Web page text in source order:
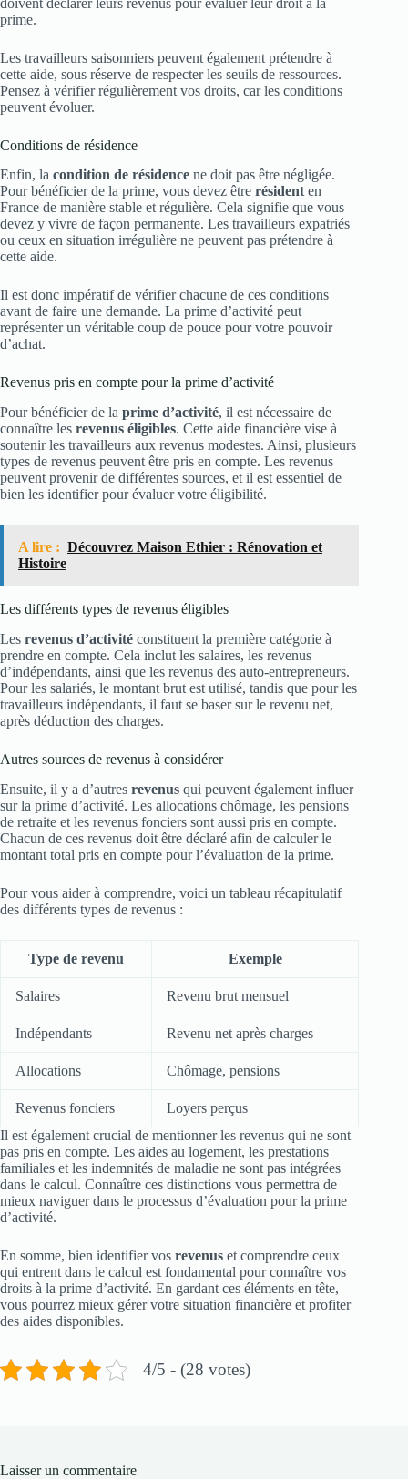
prime.
Les travailleurs saisonniers peuvent également prétendre à
cette aide, sous réserve de respecter les seuils de ressources.
Pensez à vérifier régulièrement vos droits, car les conditions
peuvent évoluer.
Conditions de résidence
Enfin, la condition de résidence ne doit pas être négligée.
Pour bénéficier de la prime, vous devez être résidenten
France de manière stable et régulière. Cela signifie que vous
devez y vivre de façon permanente. Les travailleurs expatriés
ou ceux en situation irrégulière ne peuvent pas prétendre à
cette aide.
Il est donc impératif de vérifier chacune de ces conditions
avant de faire une demande. La prime d’activité peut
représenter un véritable coup de pouce pour votre pouvoir
d’achat.
Revenus pris en compte pour la prime d’activité
Pour bénéficier de la prime d’activité, il est nécessaire de
connaître les revenus éligibles. Cette aide financière vise à
soutenir les travailleurs aux revenus modestes. Ainsi, plusieurs
types de revenus peuvent être pris en compte. Les revenus
peuvent provenir de différentes sources, et il est essentiel de
bien les identifier pour évaluer votre éligibilité.
A lire : Découvrez Maison Ethier : Rénovation et
Histoire
Les différents types de revenus éligibles
Les revenus d’activité constituent la première catégorie à
prendre en compte. Cela inclut les salaires, les revenus
d’indépendants, ainsi que les revenus des auto-entrepreneurs.
Pour les salariés, le montant brut est utilisé, tandis que pour les
travailleurs indépendants, il faut se baser sur le revenu net,
après déduction des charges.
Autres sources de revenus à considérer
Ensuite, il y a d’autres revenus qui peuvent également influer
sur la prime d’activité. Les allocations chômage, les pensions
de retraite et les revenus fonciers sont aussi pris en compte.
Chacun de ces revenus doit être déclaré afin de calculer le
montant total pris en compte pour l’évaluation de la prime.
Pour vous aider à comprendre, voici un tableau récapitulatif
des différents types de revenus :
Type de revenu Exemple
Salaires Revenu brut mensuel
Indépendants Revenu net après charges
Allocations Chômage, pensions
Revenus fonciers
Loyers perçus
Il est également crucial de mentionner les revenus qui ne sont
pas pris en compte. Les aides au logement, les prestations
familiales et les indemnités de maladie ne sont pas intégrées
dans le calcul. Connaître ces distinctions vous permettra de
mieux naviguer dans le processus d’évaluation pour la prime
d’activité.
En somme, bien identifier vos revenus et comprendre ceux
qui entrent dans le calcul est fondamental pour connaître vos
droits à la prime d’activité. En gardant ces éléments en tête,
vous pourrez mieux gérer votre situation financière et profiter
des aides disponibles.
4/5 - (28 votes)
Laisser un commentaire